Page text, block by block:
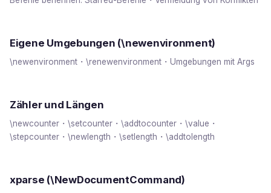
Eigene Umgebungen (\newenvironment)
\newenvironment・\renewenvironment・Umgebungen mit Args
Zähler und Längen
\newcounter・\setcounter・\addtocounter・\value・
\stepcounter・\newlength・\setlength・\addtolength
xparse (\NewDocumentCommand)